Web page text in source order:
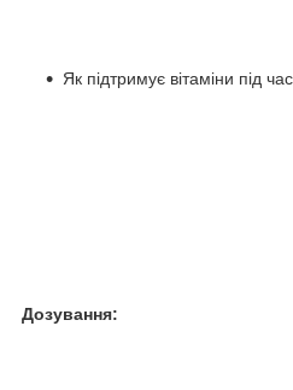
Як підтримує вітаміни під
Дозування: